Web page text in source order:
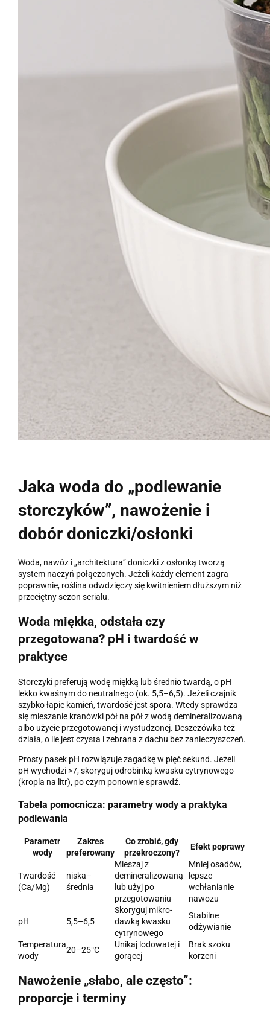
Jaka woda do „podlewanie
storczyków”, nawożenie i
dobór doniczki/osłonki
Woda, nawóz i „architektura” doniczki z osłonką tworzą
system naczyń połączonych. Jeżeli każdy element zagra
poprawnie, roślina odwdzięczy się kwitnieniem dłuższym niż
przeciętny sezon serialu.
Woda miękka, odstała czy
przegotowana? pH i twardość w
praktyce
Storczyki preferują wodę miękką lub średnio twardą, o pH
lekko kwaśnym do neutralnego (ok. 5,5–6,5). Jeżeli czajnik
szybko łapie kamień, twardość jest spora. Wtedy sprawdza
się mieszanie kranówki pół na pół z wodą demineralizowaną
albo użycie przegotowanej i wystudzonej. Deszczówka też
działa, o ile jest czysta i zebrana z dachu bez zanieczyszczeń.
Prosty pasek pH rozwiązuje zagadkę w pięć sekund. Jeżeli
pH wychodzi >7, skoryguj odrobinką kwasku cytrynowego
(kropla na litr), po czym ponownie sprawdź.
Tabela pomocnicza: parametry wody a praktyka
podlewania
Parametr
wody
Zakres
preferowany
Co zrobić, gdy
przekroczony?
Efekt poprawy
Twardość
(Ca/Mg)
niska–
średnia
Mieszaj z
demineralizowaną
lub użyj po
przegotowaniu
Mniej osadów,
lepsze
wchłanianie
nawozu
pH 5,5–6,5
Skoryguj mikro-
dawką kwasku
cytrynowego
Stabilne
odżywianie
Temperatura
wody
20–25°C
Unikaj lodowatej i
gorącej
Brak szoku
korzeni
Nawożenie „słabo, ale często”:
proporcje i terminy